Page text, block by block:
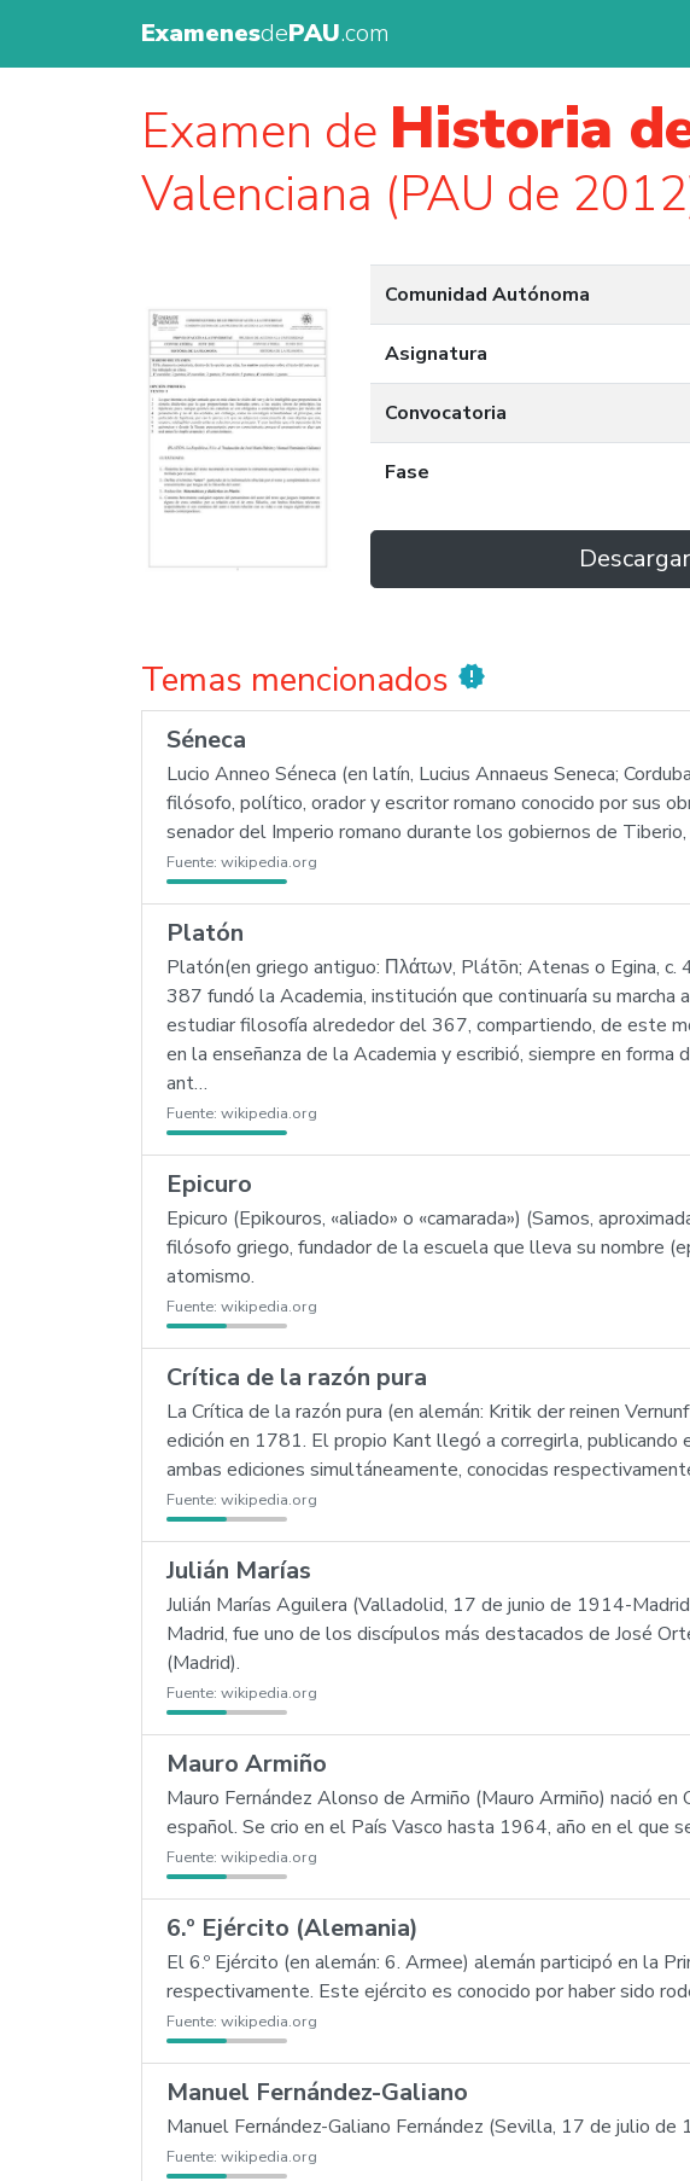
ExamenesdePAU.com
Examen de Historia
Valenciana (PAU de
Comunidad Autónoma
Asignatura
Convocatoria
Fase
Temas mencionados new_releases
Séneca
Lucio Anneo Séneca (en latín, Lucius Annaeus Seneca;
filósofo, político, orador y escritor romano conocido por sus
senador del Imperio romano durante los gobiernos de
Fuente: wikipedia.org
Platón
Platón(en griego antiguo: Πλάτων, Plátōn; Atenas o Egina,
387 fundó la Academia, institución que continuaría su
estudiar filosofía alrededor del 367, compartiendo, de este
en la enseñanza de la Academia y escribió, siempre en
ant…
Fuente: wikipedia.org
Epicuro
Epicuro (Epikouros, «aliado» o «camarada») (Samos,
filósofo griego, fundador de la escuela que lleva su nombre
atomismo.
Fuente: wikipedia.org
Crítica de la razón pura
La Crítica de la razón pura (en alemán: Kritik der reinen
edición en 1781. El propio Kant llegó a corregirla,
ambas ediciones simultáneamente, conocidas
Fuente: wikipedia.org
Julián Marías
Julián Marías Aguilera (Valladolid, 17 de junio de 1914-
Madrid, fue uno de los discípulos más destacados de José
(Madrid).
Fuente: wikipedia.org
Mauro Armiño
Mauro Fernández Alonso de Armiño (Mauro Armiño) nació
español. Se crio en el País Vasco hasta 1964, año en el que
Fuente: wikipedia.org
6.º Ejército (Alemania)
El 6.º Ejército (en alemán: 6. Armee) alemán participó en la
respectivamente. Este ejército es conocido por haber sido
Fuente: wikipedia.org
Manuel Fernández-Galiano
Manuel Fernández-Galiano Fernández (Sevilla, 17 de julio
Fuente: wikipedia.org